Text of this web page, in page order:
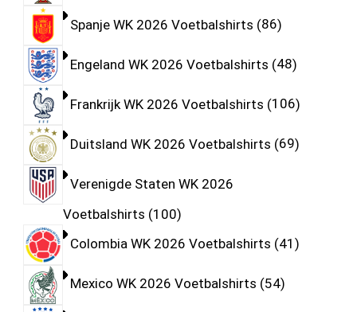
Spanje WK 2026 Voetbalshirts 86
Engeland WK 2026 Voetbalshirts 48
Frankrijk WK 2026 Voetbalshirts 106
Duitsland WK 2026 Voetbalshirts 69
Verenigde Staten WK 2026
Voetbalshirts 100
Colombia WK 2026 Voetbalshirts 41
Mexico WK 2026 Voetbalshirts 54